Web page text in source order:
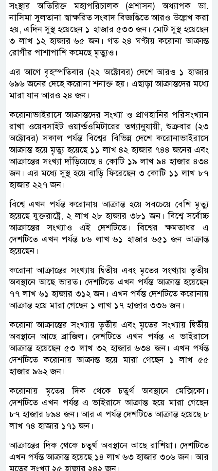
সংস্থার অতিরিক্ত মহাপরিচালক (প্রশাসন) অধ্যাপক ডা.
নাসিমা সুলতানা স্বাক্ষরিত সংবাদ বিজ্ঞপ্তিতে আরও উল্লেখ করা
হয়, এদিন সুস্থ হয়েছেন ১ হাজার ৫৩৩ জন। মোট সুস্থ হয়েছেন
৩ লাখ ১২ হাজার ৬৫ জন। গত ২৪ ঘণ্টায় করোনা আক্রান্ত
রোগীর পাশাপাশি কমেছে মৃত্যুও।
এর আগে বৃহস্পতিবার (২২ অক্টোবর) দেশে আরও ১ হাজার
৬৯৬ জনের দেহে করোনা শনাক্ত হয়। এছাড়া আক্রান্তদের মধ্যে
মারা যান আরও ২৪ জন।
করোনাভাইরাসে আক্রান্তদের সংখ্যা ও প্রাণহানির পরিসংখ্যান
রাখা ওয়েবসাইট ওয়ার্ল্ডওমিটারের তথ্যানুযায়ী, শুক্রবার (২৩
অক্টোবর) সকাল পর্যন্ত বিশ্বের বিভিন্ন দেশে করোনাভাইরাসে
আক্রান্ত হয়ে মৃত্যু হয়েছে ১১ লাখ ৪২ হাজার ৭৪৪ জনের এবং
আক্রান্তের সংখ্যা দাঁড়িয়েছে ৪ কোটি ১৯ লাখ ৯৪ হাজার ৪৩৪
জন। এর মধ্যে সুস্থ হয়ে বাড়ি ফিরেছেন ৩ কোটি ১১ লাখ ৮৭
হাজার ২২৭ জন।
বিশ্বে এখন পর্যন্ত করোনায় আক্রান্ত হয়ে সবচেয়ে বেশি মৃত্যু
হয়েছে যুক্তরাষ্ট্রে, ২ লাখ ২৮ হাজার ৩৮১ জন। বিশ্বে সর্বোচ্চ
আক্রান্তের সংখ্যাও এই দেশটিতে। বিশ্বের ক্ষমতাধর এ
দেশটিতে এখন পর্যন্ত ৮৬ লাখ ৬১ হাজার ৬৫১ জন আক্রান্ত
হয়েছেন।
করোনা আক্রান্তের সংখ্যায় দ্বিতীয় এবং মৃতের সংখ্যায় তৃতীয়
অবস্থানে আছে ভারত। দেশটিতে এখন পর্যন্ত আক্রান্ত হয়েছেন
৭৭ লাখ ৬১ হাজার ৩১২ জন। এখন পর্যন্ত দেশটিতে করোনায়
আক্রান্ত হয়ে মারা গেছেন ১ লাখ ১৭ হাজার ৩৩৬ জন।
করোনা আক্রান্তের সংখ্যায় তৃতীয় এবং মৃতের সংখ্যায় দ্বিতীয়
অবস্থানে আছে ব্রাজিল। দেশটিতে এখন পর্যন্ত এ ভাইরাসে
আক্রান্ত হয়েছেন ৫৩ লাখ ৩২ হাজার ৬৩৪ জন। এখন পর্যন্ত
দেশটিতে করোনায় আক্রান্ত হয়ে মারা গেছেন ১ লাখ ৫৫
হাজার ৯৬২ জন।
করোনায় মৃতের দিক থেকে চতুর্থ অবস্থানে মেক্সিকো।
দেশটিতে এখন পর্যন্ত এ ভাইরাসে আক্রান্ত হয়ে মারা গেছেন
৮৭ হাজার ৮৯৪ জন। আর এ পর্যন্ত দেশটিতে আক্রান্ত হয়েছে ৮
লাখ ৭৪ হাজার ১৭১ জন।
আক্রান্তের দিক থেকে চতুর্থ অবস্থানে আছে রাশিয়া। দেশটিতে
এখন পর্যন্ত আক্রান্ত হয়েছে ১৪ লাখ ৬৩ হাজার ৩০৬ জন। আর
মৃতের সংখ্যা ২৫ হাজার ২৪২ জন।